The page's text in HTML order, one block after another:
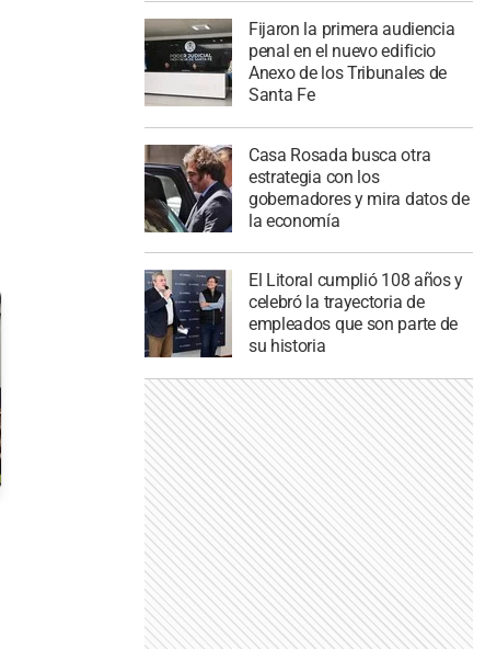
Fijaron la primera audiencia
penal en el nuevo edificio
Anexo de los Tribunales de
Santa Fe
Casa Rosada busca otra
estrategia con los
gobernadores y mira datos de
la economía
El Litoral cumplió 108 años y
celebró la trayectoria de
empleados que son parte de
su historia